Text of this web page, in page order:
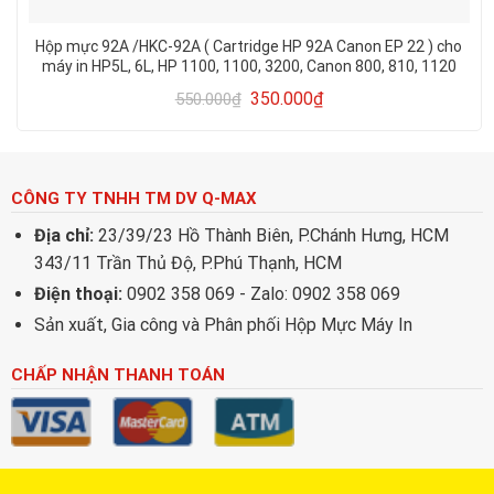
Hộp mực 92A /HKC-92A ( Cartridge HP 92A Canon EP 22 ) cho
máy in HP5L, 6L, HP 1100, 1100, 3200, Canon 800, 810, 1120
550.000₫ 350.000₫
CÔNG TY TNHH TM DV Q-MAX
Địa chỉ: 23/39/23 Hồ Thành Biên, P.Chánh Hưng, HCM
343/11 Trần Thủ Độ, P.Phú Thạnh, HCM
Điện thoại: 0902 358 069 - Zalo: 0902 358 069
Sản xuất, Gia công và Phân phối Hộp Mực Máy In
CHẤP NHẬN THANH TOÁN